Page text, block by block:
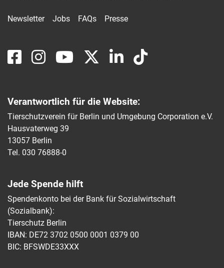
Newsletter Jobs FAQs Presse
Verantwortlich für die Website:
Tierschutzverein für Berlin und Umgebung Corporation e.V.
Hausvaterweg 39
13057 Berlin
Tel. 030 76888-0
Jede Spende hilft
Spendenkonto bei der Bank für Sozialwirtschaft
(Sozialbank):
Tierschutz Berlin
IBAN: DE72 3702 0500 0001 0379 00
BIC: BFSWDE33XXX